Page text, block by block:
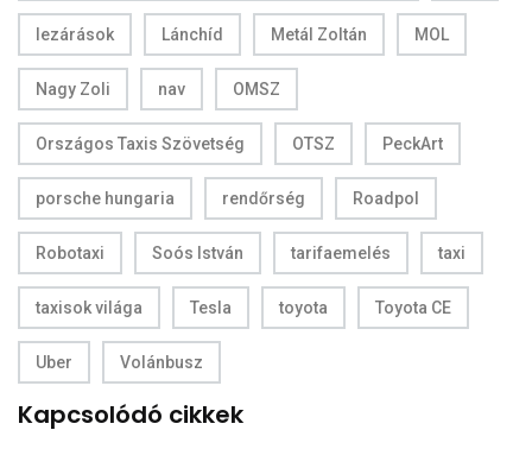
lezárások Lánchíd Metál Zoltán MOL
Nagy Zoli nav OMSZ
Országos Taxis Szövetség OTSZ PeckArt
porsche hungaria rendőrség Roadpol
Robotaxi Soós István tarifaemelés taxi
taxisok világa Tesla toyota Toyota CE
Uber Volánbusz
Kapcsolódó cikkek